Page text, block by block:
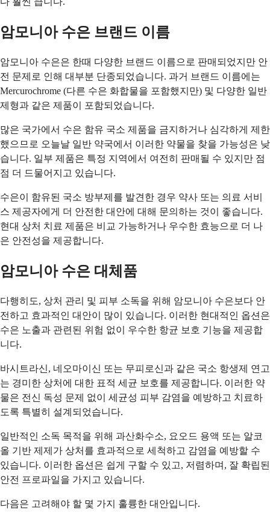
암모니아 수은 브랜드 이름
암모니아 수은은 한때 다양한 브랜드 이름으로 판매되었지만 안
전 문제로 인해 대부분 단종되었습니다. 과거 브랜드 이름에는
Mercurochrome (다른 수은 화합물을 포함했지만) 및 다양한 일반
제형과 같은 제품이 포함되었습니다.
많은 국가에서 수은 함유 국소 제품을 금지하거나 심각하게 제한
했으므로 오늘날 일반 약국에서 이러한 약물을 찾을 가능성은 낮
습니다. 일부 제품은 특정 지역에서 여전히 판매될 수 있지만 점
점 더 드물어지고 있습니다.
수은이 함유된 국소 방부제를 발견한 경우 약사 또는 의료 서비
스 제공자에게 더 안전한 대안에 대해 문의하는 것이 좋습니다.
현대 상처 치료 제품은 비교 가능하거나 우수한 효능으로 더 나
은 안전성을 제공합니다.
암모니아 수은 대체품
다행히도, 상처 관리 및 피부 소독을 위해 암모니아 수은보다 안
전하고 효과적인 대안이 많이 있습니다. 이러한 현대적인 옵션은
수은 노출과 관련된 위험 없이 우수한 항균 보호 기능을 제공합
니다.
바시트라신, 네오마이신 또는 무피로신과 같은 국소 항생제 연고
는 경미한 상처에 대한 표적 세균 보호를 제공합니다. 이러한 약
물은 전신 독성 문제 없이 세균성 피부 감염을 예방하고 치료하
도록 특별히 설계되었습니다.
일반적인 소독 목적을 위해 과산화수소, 요오드 용액 또는 알코
올 기반 제제가 상처를 효과적으로 세척하고 감염을 예방할 수
있습니다. 이러한 옵션은 쉽게 구할 수 있고, 저렴하며, 잘 확립된
안전 프로파일을 가지고 있습니다.
다음은 고려해야 할 몇 가지 훌륭한 대안입니다.